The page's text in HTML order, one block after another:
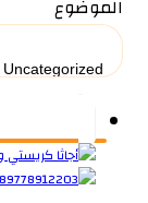
الموضوع